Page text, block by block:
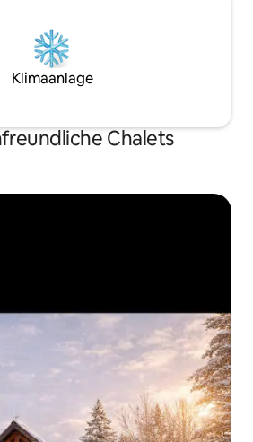
Klimaanlage
Chalets